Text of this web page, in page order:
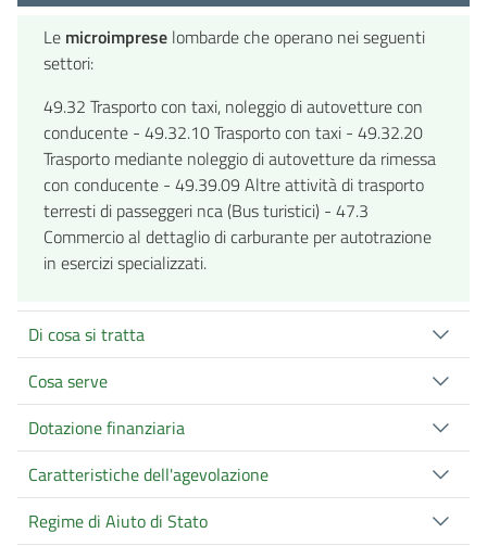
Le microimprese lombarde che operano nei seguenti
settori:
49.32 Trasporto con taxi, noleggio di autovetture con
conducente - 49.32.10 Trasporto con taxi - 49.32.20
Trasporto mediante noleggio di autovetture da rimessa
con conducente - 49.39.09 Altre attività di trasporto
terresti di passeggeri nca (Bus turistici) - 47.3
Commercio al dettaglio di carburante per autotrazione
in esercizi specializzati.
Di cosa si tratta
Cosa serve
Dotazione finanziaria
Caratteristiche dell'agevolazione
Regime di Aiuto di Stato